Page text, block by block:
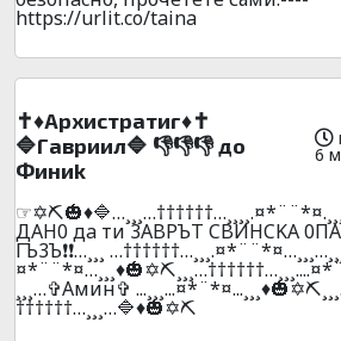
https://urlit.co/taina
✝️♦️Apxиcтpaтиг♦️✝️
🔷Гaвpиил🔷 👎👎👎 до
Финиk
6
ДAH0 дa ти 3ABPЪT CBИHCKA
ГЪ3Ъ❗❗…¸¸¸
¸¸¸…✞Амин✞
††††††…¸¸¸…🔷♦️🎃✡️⛏️